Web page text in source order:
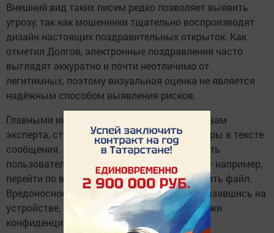
Внешний вид таких писем редко позволяет выявить
угрозу, так как мошенники тщательно воспроизводят
дизайн настоящих поздравительных открыток. Как
отметил Долгов, электронные поздравления часто
выглядят аккуратно и почти неотличимо от
легитимных, поэтому визуальная оценка не является
надёжным способом выявления рисков.
Главными индикаторами опасности, по словам
эксперта, становятся поведенческие триггеры в тексте
сообщения. Преступники стремятся побудить
пользователя к определённым действиям — например,
перейти по вредоносной ссылке или загрузить файл.
Вредоносное программное обеспечение, оказавшись на
устройстве, может использоваться для кражи
конфиденциальных данных.